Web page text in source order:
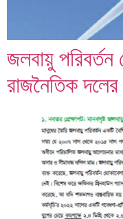
জলবায়ু পরিবর্তন
রাজনৈতিক দলের